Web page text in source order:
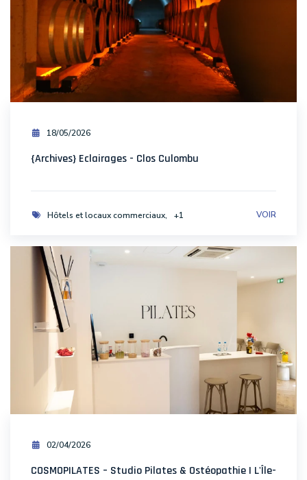
18/05/2026
{Archives} Eclairages - Clos Culombu
Hôtels et locaux commerciaux +1 VOIR
02/04/2026
COSMOPILATES – Studio Pilates & Ostéopathie | L'Île-